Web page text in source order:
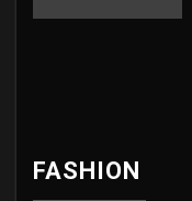
FASHION